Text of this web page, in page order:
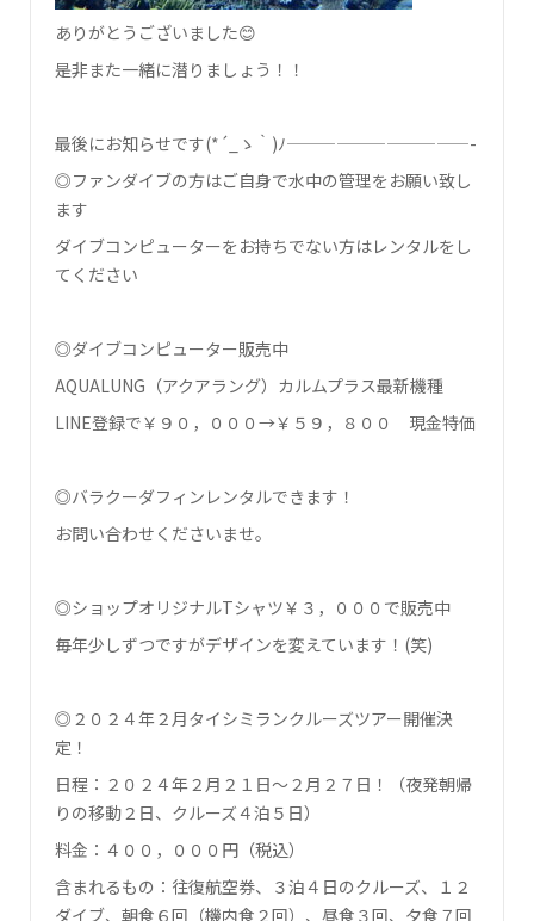
ありがとうございました😊
是非また一緒に潜りましょう！！
最後にお知らせです(*´_ゝ｀)ﾉ———————————-
◎ファンダイブの方はご自身で水中の管理をお願い致し
ます
ダイブコンピューターをお持ちでない方はレンタルをし
てください
◎ダイブコンピューター販売中
AQUALUNG（アクアラング）カルムプラス最新機種
LINE登録で￥９０，０００→￥５９，８００ 現金特価
◎バラクーダフィンレンタルできます！
お問い合わせくださいませ。
◎ショップオリジナルTシャツ￥３，０００で販売中
毎年少しずつですがデザインを変えています！(笑)
◎２０２４年２月タイシミランクルーズツアー開催決
定！
日程：２０２４年２月２１日～２月２７日！（夜発朝帰
りの移動２日、クルーズ４泊５日）
料金：４００，０００円（税込）
含まれるもの：往復航空券、３泊４日のクルーズ、１２
ダイブ、朝食６回（機内食２回）、昼食３回、夕食７回